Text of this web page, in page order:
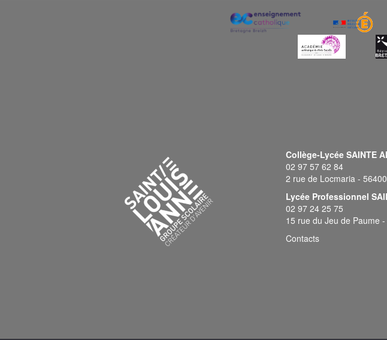
Collège-Lycée SAINTE
02 97 57 62 84
2 rue de Locmaria -
Lycée Professionnel
02 97 24 25 75
15 rue du Jeu de Paume
Contacts